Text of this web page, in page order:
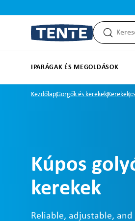
IPARÁGAK ÉS MEGOLDÁSOK
KezdőlapGörgők és kerekekKerekek
Kúpos
kerekek
Reliable, adjustable, and